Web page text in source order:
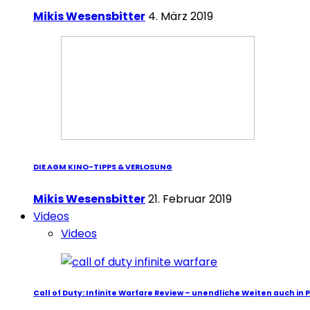
Mikis Wesensbitter 4. März 2019
DIE AGM KINO-TIPPS & VERLOSUNG
Mikis Wesensbitter21. Februar 2019
Videos
Videos
Call of Duty: Infinite Warfare Review – unendliche Weiten auch in